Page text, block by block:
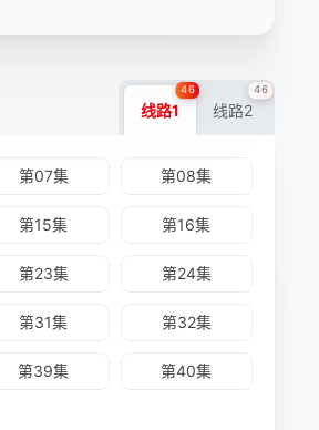
线路1
46
线路2
46
第07集 第08集
第15集 第16集
第23集 第24集
第31集 第32集
第39集 第40集